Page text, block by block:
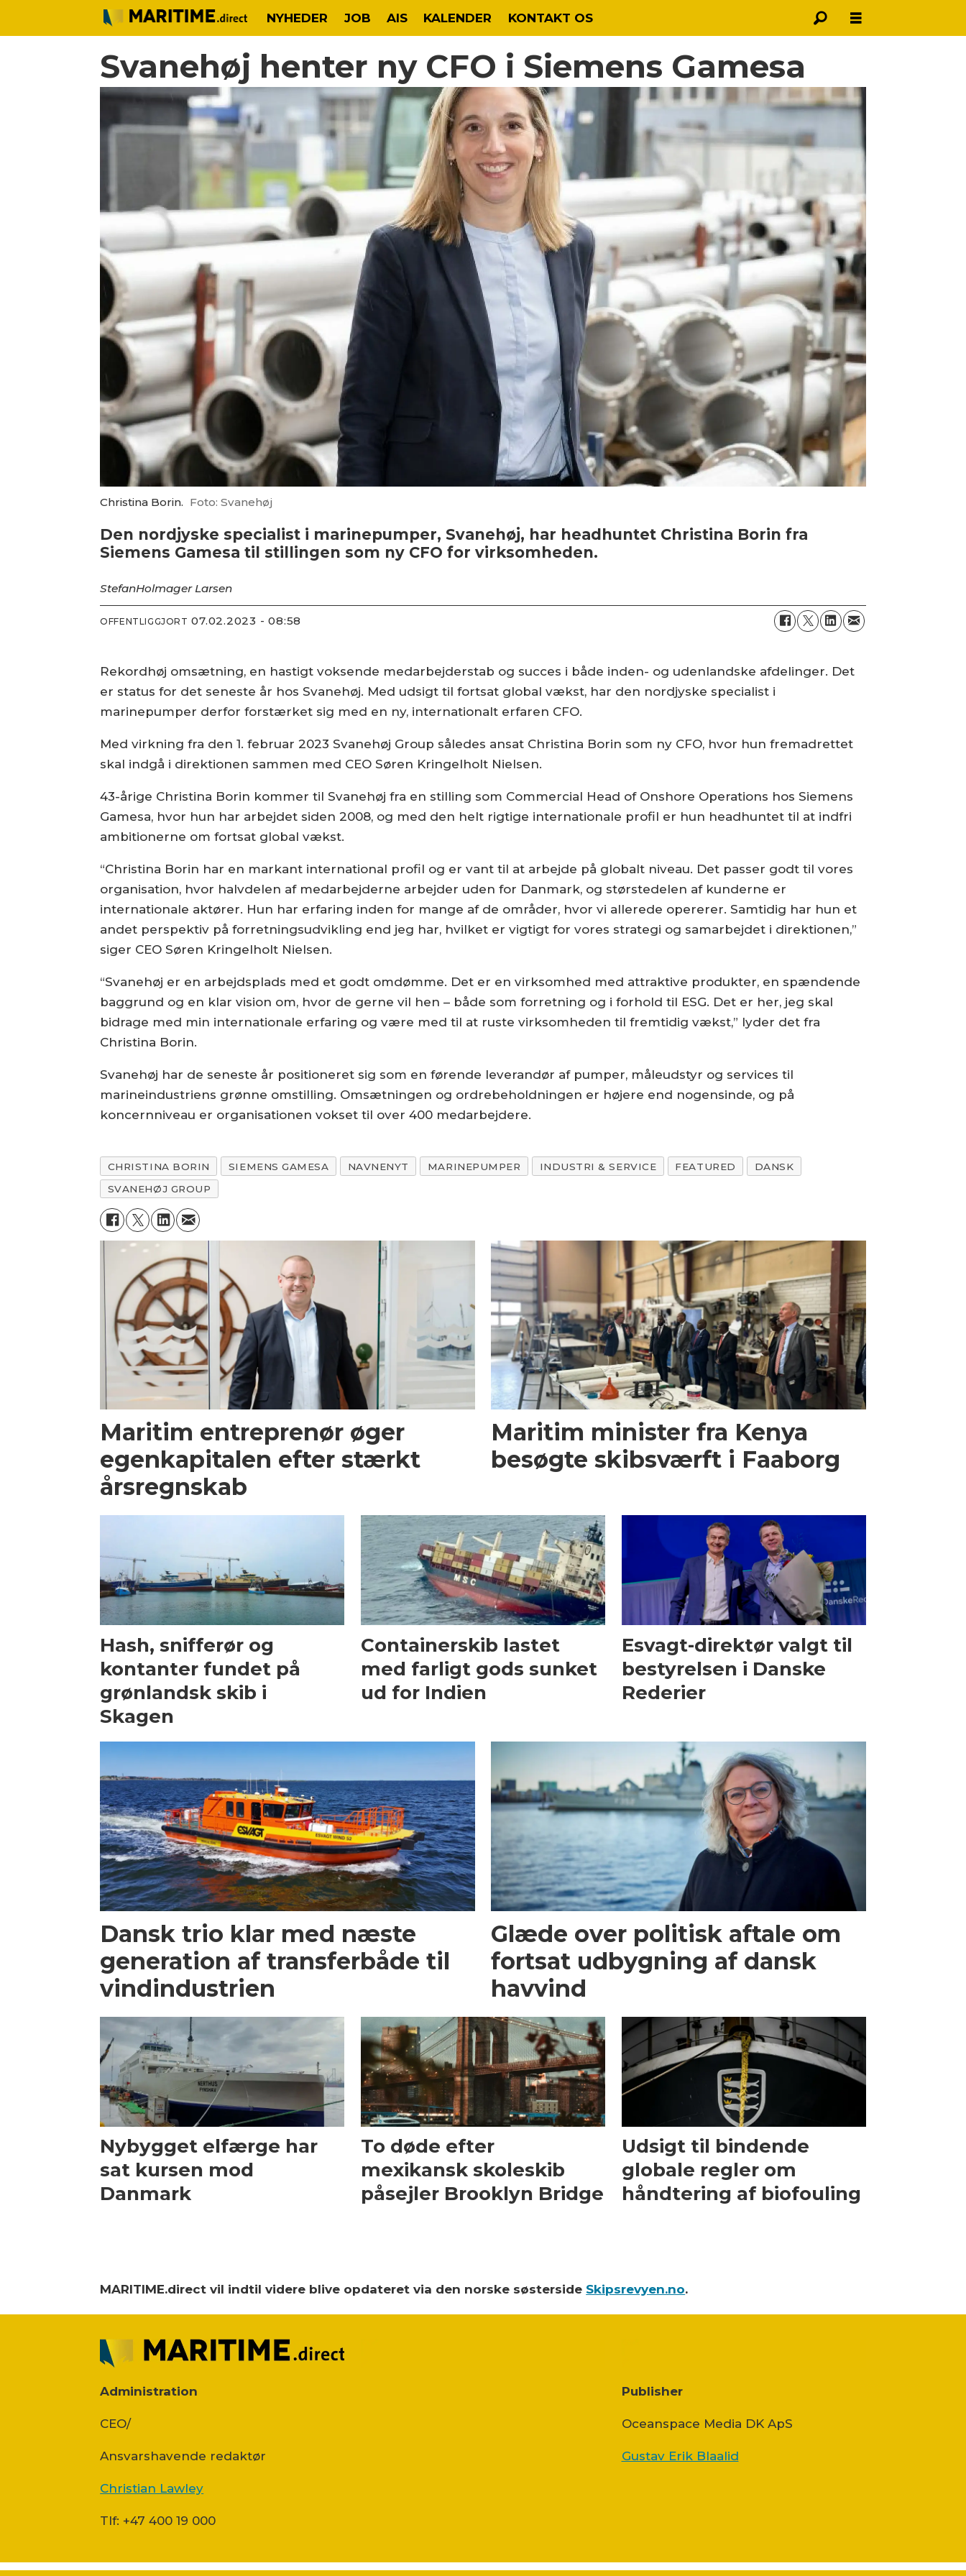
NYHEDER JOB AIS KALENDER KONTAKT OS
Svanehøj henter ny CFO i Siemens Gamesa
Christina Borin. Foto: Svanehøj
Den nordjyske specialist i marinepumper, Svanehøj, har headhuntet Christina Borin fra
Siemens Gamesa til stillingen som ny CFO for virksomheden.
StefanHolmager Larsen
OFFENTLIGGJORT 07.02.2023 - 08:58
Rekordhøj omsætning, en hastigt voksende medarbejderstab og succes i både inden- og udenlandske afdelinger. Det
er status for det seneste år hos Svanehøj. Med udsigt til fortsat global vækst, har den nordjyske specialist i
marinepumper derfor forstærket sig med en ny, internationalt erfaren CFO.
Med virkning fra den 1. februar 2023 Svanehøj Group således ansat Christina Borin som ny CFO, hvor hun fremadrettet
skal indgå i direktionen sammen med CEO Søren Kringelholt Nielsen.
43-årige Christina Borin kommer til Svanehøj fra en stilling som Commercial Head of Onshore Operations hos Siemens
Gamesa, hvor hun har arbejdet siden 2008, og med den helt rigtige internationale profil er hun headhuntet til at indfri
ambitionerne om fortsat global vækst.
“Christina Borin har en markant international profil og er vant til at arbejde på globalt niveau. Det passer godt til vores
organisation, hvor halvdelen af medarbejderne arbejder uden for Danmark, og størstedelen af kunderne er
internationale aktører. Hun har erfaring inden for mange af de områder, hvor vi allerede opererer. Samtidig har hun et
andet perspektiv på forretningsudvikling end jeg har, hvilket er vigtigt for vores strategi og samarbejdet i direktionen,”
siger CEO Søren Kringelholt Nielsen.
“Svanehøj er en arbejdsplads med et godt omdømme. Det er en virksomhed med attraktive produkter, en spændende
baggrund og en klar vision om, hvor de gerne vil hen – både som forretning og i forhold til ESG. Det er her, jeg skal
bidrage med min internationale erfaring og være med til at ruste virksomheden til fremtidig vækst,” lyder det fra
Christina Borin.
Svanehøj har de seneste år positioneret sig som en førende leverandør af pumper, måleudstyr og services til
marineindustriens grønne omstilling. Omsætningen og ordrebeholdningen er højere end nogensinde, og på
koncernniveau er organisationen vokset til over 400 medarbejdere.
CHRISTINA BORIN SIEMENS GAMESA NAVNENYT MARINEPUMPER INDUSTRI & SERVICE FEATURED
DANSK
SVANEHØJ GROUP
Maritim entreprenør øger
egenkapitalen efter stærkt
årsregnskab
Maritim minister fra Kenya
besøgte skibsværft i Faaborg
Hash, snifferør og
kontanter fundet på
grønlandsk skib i
Skagen
Containerskib lastet
med farligt gods sunket
ud for Indien
Esvagt-direktør valgt til
bestyrelsen i Danske
Rederier
Dansk trio klar med næste
generation af transferbåde til
vindindustrien
Glæde over politisk aftale om
fortsat udbygning af dansk
havvind
Nybygget elfærge har
sat kursen mod
Danmark
To døde efter
mexikansk skoleskib
påsejler Brooklyn Bridge
Udsigt til bindende
globale regler om
håndtering af biofouling
MARITIME.direct vil indtil videre blive opdateret via den norske søsterside Skipsrevyen.no.
Administration
CEO/
Ansvars­havende redaktør
Christian Lawley
Tlf: +47 400 19 000
Publisher
Oceanspace Media DK ApS
Gustav Erik Blaalid